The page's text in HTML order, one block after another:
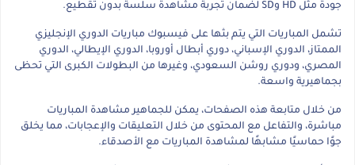
جودة مثل HD وSD لضمان تجربة مشاهدة سلسة بدون تقطيع.
تشمل المباريات التي يتم بثها على فيسبوك مباريات الدوري الإنجليزي
الممتاز، الدوري الإسباني، دوري أبطال أوروبا، الدوري الإيطالي، الدوري
المصري، ودوري روشن السعودي، وغيرها من البطولات الكبرى التي تحظى
بجماهيرية واسعة.
من خلال متابعة هذه الصفحات، يمكن للجماهير مشاهدة المباريات
مباشرة، والتفاعل مع المحتوى من خلال التعليقات والإعجابات، مما يخلق
جوًا حماسيًا مشابهًا لمشاهدة المباريات مع الأصدقاء.